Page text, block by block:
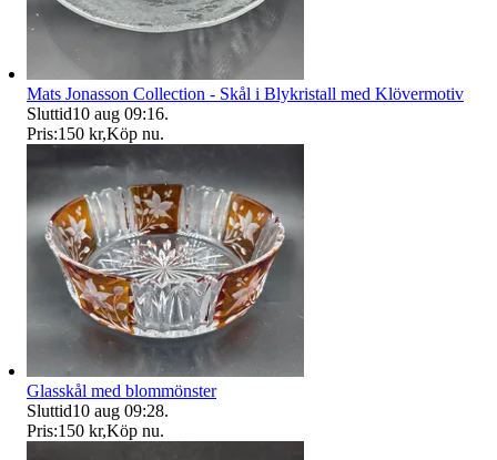
Mats Jonasson Collection - Skål i Blykristall med Klövermotiv
Sluttid10 aug 09:16.
Pris:150 kr,Köp nu.
Glasskål med blommönster
Sluttid10 aug 09:28.
Pris:150 kr,Köp nu.